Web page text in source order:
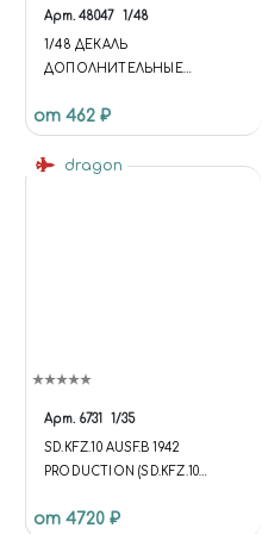
NODE.DATA('BASKETID'); VAR
ACTION =
NODE.DATA('BASKETACTION');
NODE.DATA('BASKETQUANTIT
NODE.DATA('BASKETPRICE');
VAR DATA =
})); } ELSE IF (ACTION ===
'REMOVE') { $('[DATA-BASKET-
ID=' + ID + ']').ATTR('DATA-
UNIVERSE.BASKET.REMOVE(AP
Арт. 48047 1/48
1/48 ДЕКАЛЬ
ДОПОЛНИТЕЛЬНЫЕ
МА ВМФ РОССИИ (ОБРАЗЦА
2010 ГОДА)
от 462 ₽
dragon
Арт. 6731 1/35
SD.KFZ.10 AUSF.B 1942
PRODUCTION (SD.KFZ.10
ПОЛУГУСЕНИЧНЫЙ ТЯГАЧ,
от 4720 ₽